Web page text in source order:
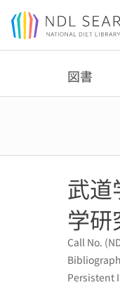
Jump to main content
図書
武道
学
Call No.
Persistent